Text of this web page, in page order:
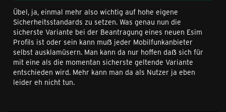
Übel, ja, einmal mehr also wichtig auf hohe eigene
Sicherheitsstandards zu setzen. Was genau nun die
sicherste Variante bei der Beantragung eines neuen Esim
Profils ist oder sein kann muẞ jeder Mobilfunkanbieter
selbst ausklamüsern. Man kann da nur hoffen daẞ sich für
mit eine als die momentan sicherste geltende Variante
entschieden wird. Mehr kann man da als Nutzer ja eben
leider eh nicht tun.